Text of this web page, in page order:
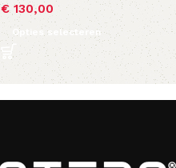
€130,00
Opties selecteren